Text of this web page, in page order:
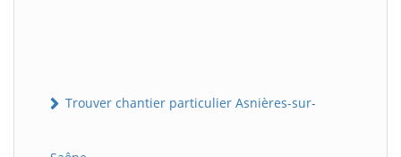
Trouver chantier particulier Asnières-sur-